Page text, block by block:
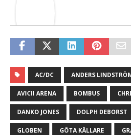
AC/DC ANDERS
AVICII ARENA BOMBUS
DANKO JONES DOLPH DEBORST
GLOBEN GÖTA KÄLLARE